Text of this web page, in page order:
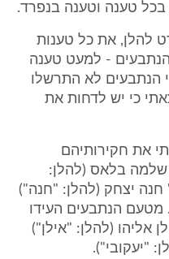
בכל טענה וטענה בנפרד.
להלן, את כל טענות
- למעט טענה
הנתבעים לא התרשלו
כי יש לדחות את
את חקירותיהם
שלמה בלאס (להלן:
יצחק (להלן: "חנה")
מטעם הנתבעים העידו
אליהו (להלן: "אילן")
"יעקובי").